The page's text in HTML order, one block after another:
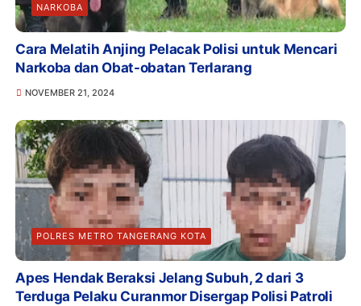
NARKOBA
Cara Melatih Anjing Pelacak Polisi untuk Mencari
Narkoba dan Obat-obatan Terlarang
NOVEMBER 21, 2024
POLRES METRO TANGERANG KOTA
Apes Hendak Beraksi Jelang Subuh, 2 dari 3
Terduga Pelaku Curanmor Disergap Polisi Patroli